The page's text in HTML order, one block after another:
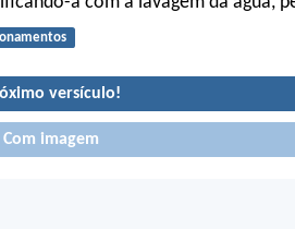
versículo!
Com imagem